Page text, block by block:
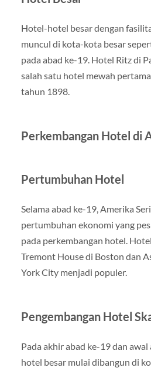
Hotel-hotel besar dengan
muncul di kota-kota besar
pada abad ke-19. Hotel Ritz di
salah satu hotel mewah
tahun 1898.
Perkembangan Hotel di
Pertumbuhan Hotel
Selama abad ke-19, Amerika
pertumbuhan ekonomi yang
pada perkembangan hotel.
Tremont House di Boston dan
York City menjadi populer.
Pengembangan Hotel
Pada akhir abad ke-19 dan
hotel besar mulai dibangun di